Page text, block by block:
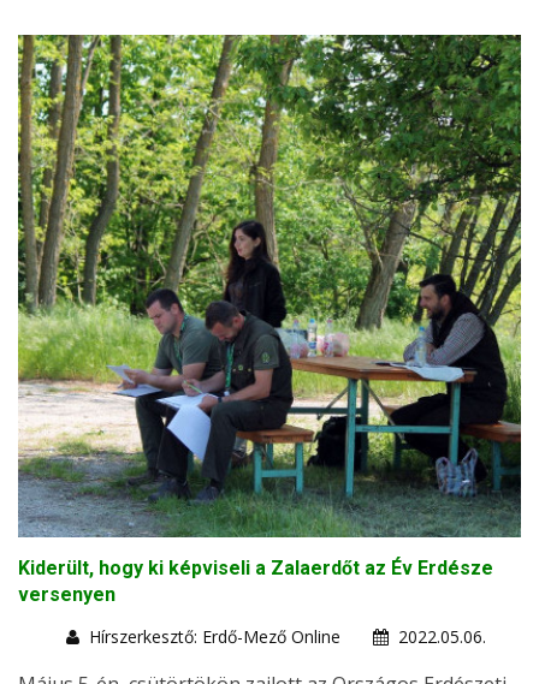
Kiderült, hogy ki képviseli a Zalaerdőt az Év Erdésze
versenyen
Hírszerkesztő: Erdő-Mező Online
2022.05.06.